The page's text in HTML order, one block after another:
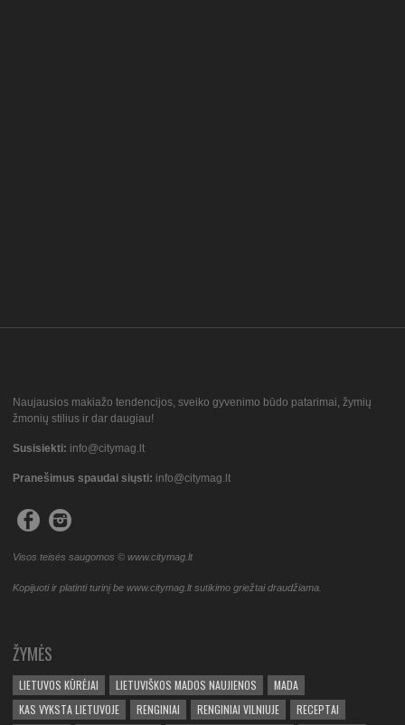
Naujausios makiažo tendencijos, sveiko gyvenimo būdo patarimai, žymių
žmonių stilius ir dar daugiau!
Susisiekti: info@citymag.lt
Pranešimus spaudai siųsti: info@citymag.lt
Visos teisės saugomos © www.citymag.lt
Kopijuoti ir platinti turinį be www.citymag.lt sutikimo griežtai draudžiama.
ŽYMĖS
LIETUVOS KŪRĖJAI LIETUVIŠKOS MADOS NAUJIENOS
MADA
KAS VYKSTA LIETUVOJE
RENGINIAI RENGINIAI VILNIUJE RECEPTAI